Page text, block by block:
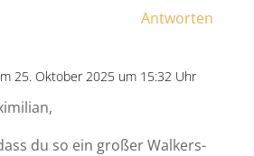
Antworten
25. Oktober 2025 um 15:32 Uhr
du so ein großer Walkers-